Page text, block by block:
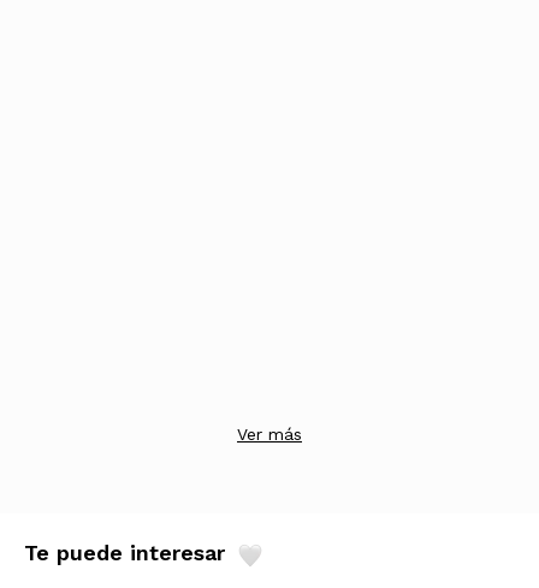
Ver más
Te puede interesar